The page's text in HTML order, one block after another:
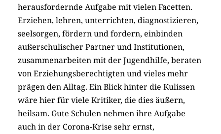
herausfordernde Aufgabe mit vielen Facetten.
Erziehen, lehren, unterrichten, diagnostizieren,
seelsorgen, fördern und fordern, einbinden
außerschulischer Partner und Institutionen,
zusammenarbeiten mit der Jugendhilfe, beraten
von Erziehungsberechtigten und vieles mehr
prägen den Alltag. Ein Blick hinter die Kulissen
wäre hier für viele Kritiker, die dies äußern,
heilsam. Gute Schulen nehmen ihre Aufgabe
auch in der Corona-Krise sehr ernst,